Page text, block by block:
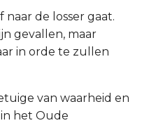
de losser gaat.
gevallen, maar
in orde te zullen
van waarheid en
het Oude